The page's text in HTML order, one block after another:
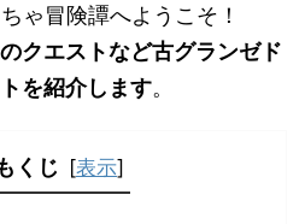
ゃ冒険譚へようこそ！
クエストなど古グランゼド
を紹介します。
くじ [表示]